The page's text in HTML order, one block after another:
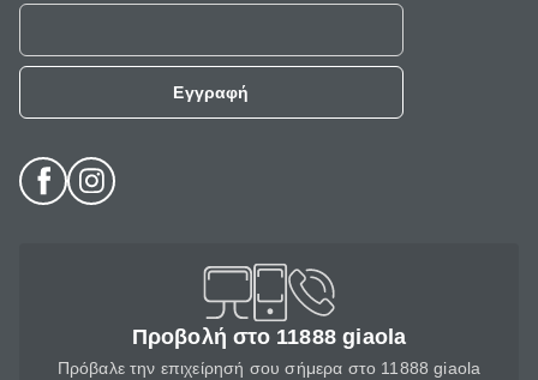
Εγγραφή
Προβολή στο 11888 giaola
Πρόβαλε την επιχείρησή σου σήμερα στο 11888 giaola